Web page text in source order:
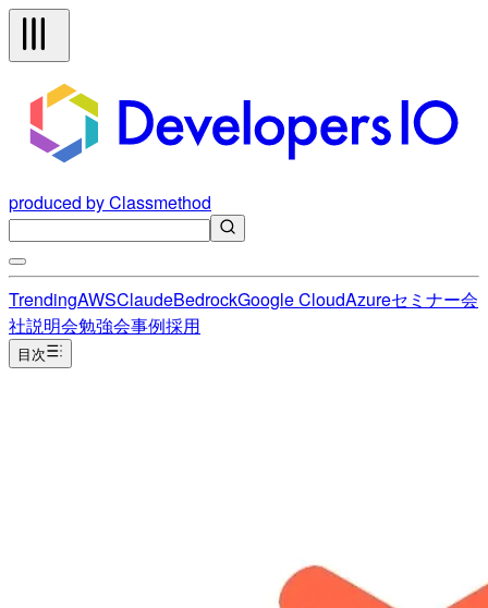
produced by Classmethod
TrendingAWSClaudeBedrockGoogle CloudAzureセミナー会
社説明会勉強会事例採用
目次